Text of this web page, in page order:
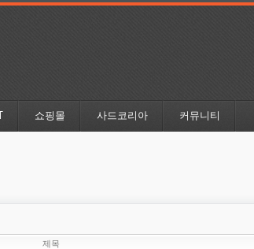
쇼핑몰 사드코리아 커뮤니티
제목